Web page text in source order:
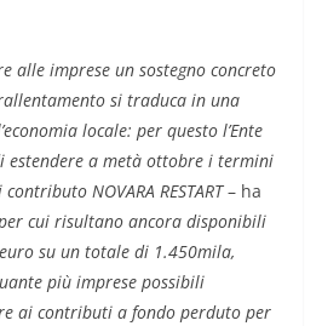
alle imprese un sostegno concreto
si traduca in una
locale: per questo l’Ente
estendere a metà ottobre i termini
NOVARA RESTART– ha
cui risultano ancora disponibili
su un totale di 1.450mila,
più imprese possibili
ai contributi a fondo perduto per